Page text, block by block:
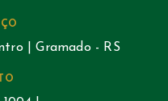
| Gramado - RS